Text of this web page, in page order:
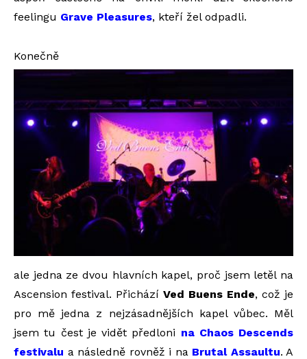
feelingu Grave Pleasures, kteří žel odpadli.
Konečně
ale jedna ze dvou hlavních kapel, proč jsem letěl na
Ascension festival. Přichází Ved Buens Ende, což je
pro mě jedna z nejzásadnějších kapel vůbec. Měl
jsem tu čest je vidět předloni na Chaos Descends
festivalu a následně rovněž i na Brutal Assaultu. A